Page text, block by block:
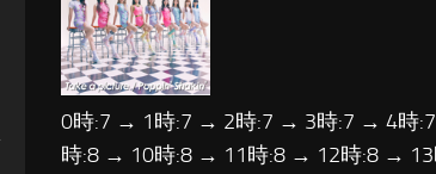
0時:7 → 1時:7 → 2時:7 → 3時:7 → 4時
時:8 → 10時:8 → 11時:8 → 12時:8 →